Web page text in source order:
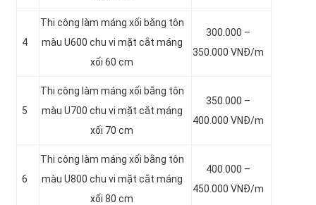
4
Thi công làm máng xối bằng tôn
màu U600 chu vi mặt cắt máng
xối 60 cm
300.000 –
350.000 VNĐ/m
5
Thi công làm máng xối bằng tôn
màu U700 chu vi mặt cắt máng
xối 70 cm
350.000 –
400.000 VNĐ/m
6
Thi công làm máng xối bằng tôn
màu U800 chu vi mặt cắt máng
xối 80 cm
400.000 –
450.000 VNĐ/m